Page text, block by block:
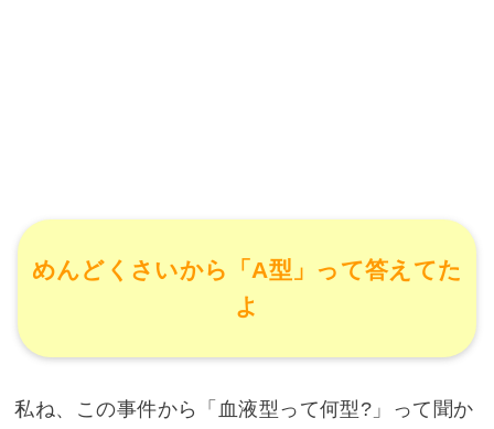
めんどくさいから「A型」って答えてた
よ
私ね、この事件から「血液型って何型?」って聞か